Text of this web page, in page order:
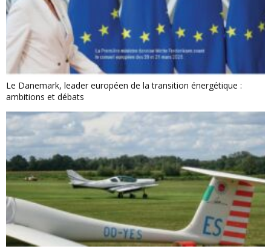
Le Danemark, leader européen de la transition énergétique :
ambitions et débats